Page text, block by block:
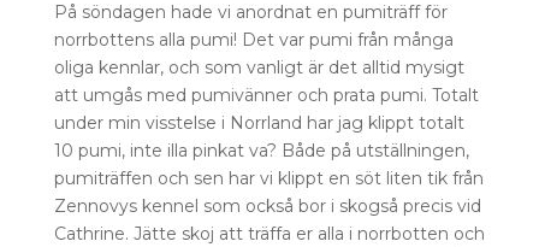
På söndagen hade vi anordnat en pumiträff för
norrbottens alla pumi! Det var pumi från många
oliga kennlar, och som vanligt är det alltid mysigt
att umgås med pumivänner och prata pumi. Totalt
under min visstelse i Norrland har jag klippt totalt
10 pumi, inte illa pinkat va? Både på utställningen,
pumiträffen och sen har vi klippt en söt liten tik från
Zennovys kennel som också bor i skogså precis vid
Cathrine. Jätte skoj att träffa er alla i norrbotten och